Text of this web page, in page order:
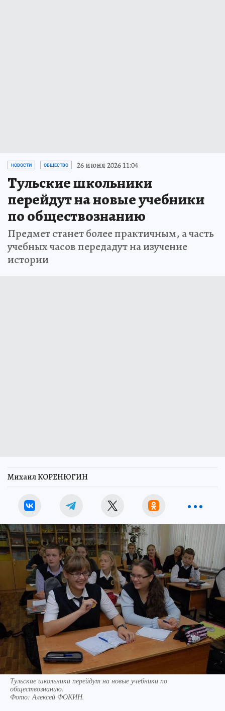
НОВОСТИ ОБЩЕСТВО 26 июня 2026 11:04
Тульские школьники
перейдут на новые учебники
по обществознанию
Предмет станет более практичным, а часть
учебных часов передадут на изучение
истории
Михаил КОРЕНЮГИН
Тульские школьники перейдут на новые учебники по
обществознанию.
Фото:Алексей ФОКИН.